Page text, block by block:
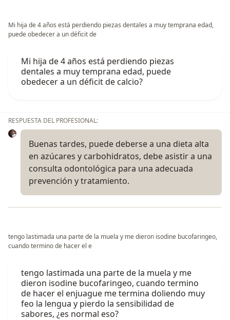
Mi hija de 4 años está perdiendo piezas dentales a muy temprana edad,
puede obedecer a un déficit de
Mi hija de 4 años está perdiendo piezas
dentales a muy temprana edad, puede
obedecer a un déficit de calcio?
RESPUESTA DEL PROFESIONAL:
Buenas tardes, puede deberse a una dieta alta
en azúcares y carbohidratos, debe asistir a una
consulta odontológica para una adecuada
prevención y tratamiento.
tengo lastimada una parte de la muela y me dieron isodine bucofaringeo,
cuando termino de hacer el e
tengo lastimada una parte de la muela y me
dieron isodine bucofaringeo, cuando termino
de hacer el enjuague me termina doliendo muy
feo la lengua y pierdo la sensibilidad de
sabores, ¿es normal eso?